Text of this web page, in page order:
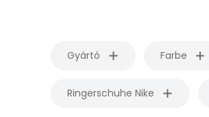
Gyártó Farbe
Ringerschuhe Nike